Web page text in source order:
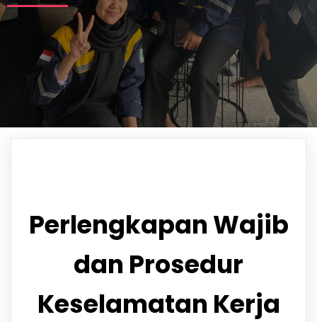
Perlengkapan Wajib
dan Prosedur
Keselamatan Kerja